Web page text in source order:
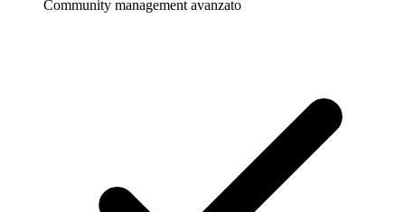
Community management avanzato